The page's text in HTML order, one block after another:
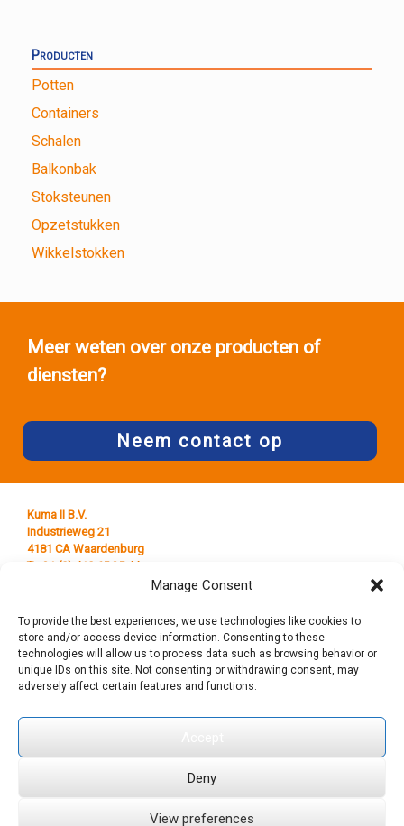
Manage Consent
To provide the best experiences, we use technologies like cookies to
store and/or access device information. Consenting to these
technologies will allow us to process data such as browsing behavior or
unique IDs on this site. Not consenting or withdrawing consent, may
adversely affect certain features and functions.
Deny
View preferences
Producten
Potten
Containers
Schalen
Balkonbak
Stoksteunen
Opzetstukken
Wikkelstokken
Meer weten over onze producten of
diensten?
Neem contact op
Kuma II B.V.
Industrieweg 21
4181 CA Waardenburg
T +31 (0) 418 65 25 44